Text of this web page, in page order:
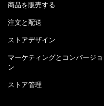
商品を販売する
注文と配送
ストアデザイン
マーケティングとコンバージョ
ン
ストア管理